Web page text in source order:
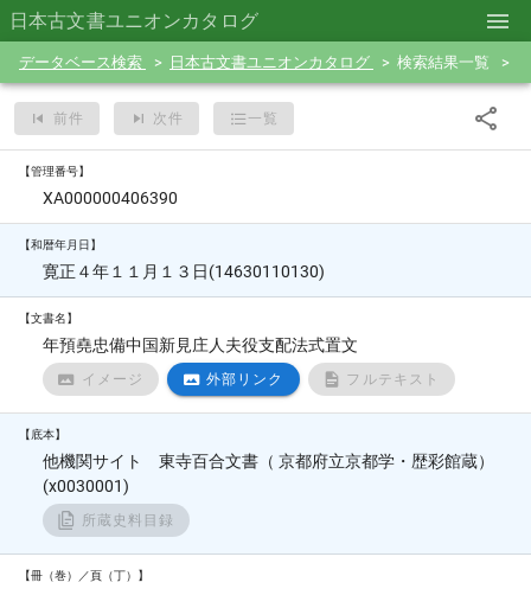
日本古文書ユニオンカタログ
データベース検索 日本古文書ユニオンカタログ 検索結果一覧
前件 次件 一覧
【管理番号】
XA000000406390
【和暦年月日】
寛正４年１１月１３日(14630110130)
【文書名】
年預堯忠備中国新見庄人夫役支配法式置文
イメージ 外部リンク フルテキスト
【底本】
他機関サイト 東寺百合文書（ 京都府立京都学・歴彩館蔵）
(x0030001)
所蔵史料目録
【冊（巻）／頁（丁）】